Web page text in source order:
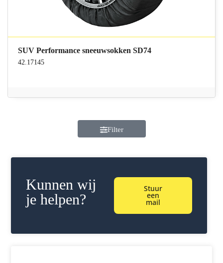
SUV Performance sneeuwsokken SD74
42.17145
Filter
Kunnen wij
je helpen?
Stuur
een
mail